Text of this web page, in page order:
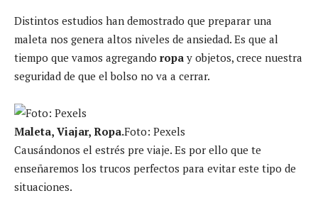
Distintos estudios han demostrado que preparar una
maleta nos genera altos niveles de ansiedad. Es que al
tiempo que vamos agregando ropa y objetos, crece nuestra
seguridad de que el bolso no va a cerrar.
Maleta, Viajar, Ropa.Foto: Pexels
Causándonos el estrés pre viaje. Es por ello que te
enseñaremos los trucos perfectos para evitar este tipo de
situaciones.